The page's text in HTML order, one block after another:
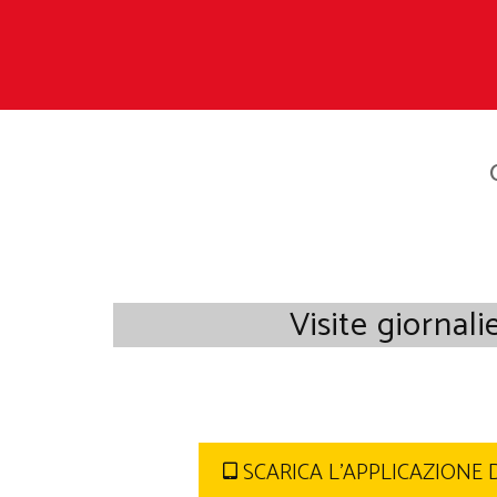
Visite
SCARICA L'APPLICAZIONE